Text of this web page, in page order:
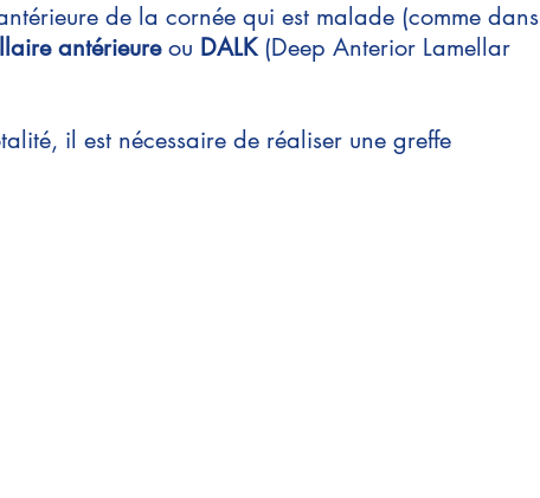
de la cornée qui est malade (comme dans
antérieureou DALK(Deep Anterior Lamellar
il est nécessaire de réaliser une greffe